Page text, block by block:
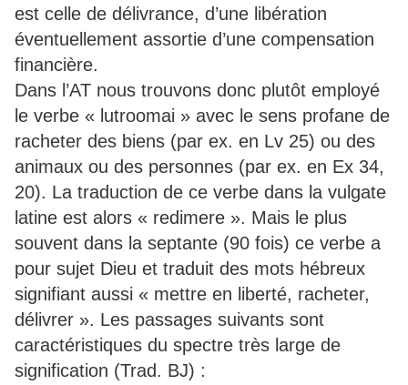
est celle de délivrance, d’une libération
éventuellement assortie d’une compensation
financière.
Dans l’AT nous trouvons donc plutôt employé
le verbe « lutroomai » avec le sens profane de
racheter des biens (par ex. en Lv 25) ou des
animaux ou des personnes (par ex. en Ex 34,
20). La traduction de ce verbe dans la vulgate
latine est alors « redimere ». Mais le plus
souvent dans la septante (90 fois) ce verbe a
pour sujet Dieu et traduit des mots hébreux
signifiant aussi « mettre en liberté, racheter,
délivrer ». Les passages suivants sont
caractéristiques du spectre très large de
signification (Trad. BJ) :